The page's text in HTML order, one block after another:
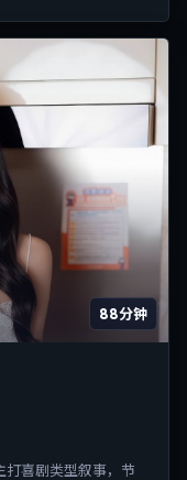
88分钟
打喜剧类型叙事，节